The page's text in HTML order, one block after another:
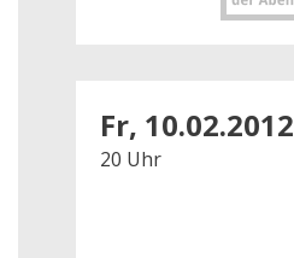
Fr, 10.02.2012
20 Uhr